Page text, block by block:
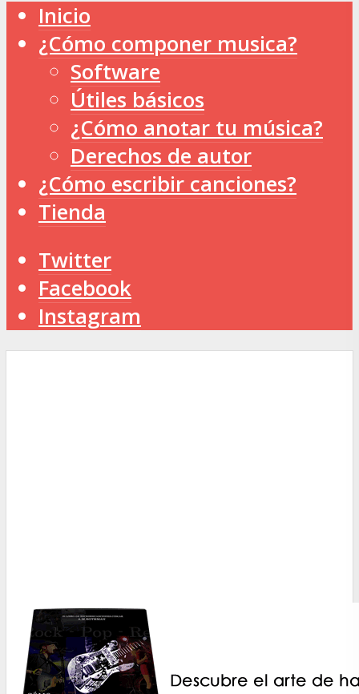
Inicio
¿Cómo componer musica?
Software
Útiles básicos
¿Cómo anotar tu música?
Derechos de autor
¿Cómo escribir canciones?
Tienda
Twitter
Facebook
Instagram